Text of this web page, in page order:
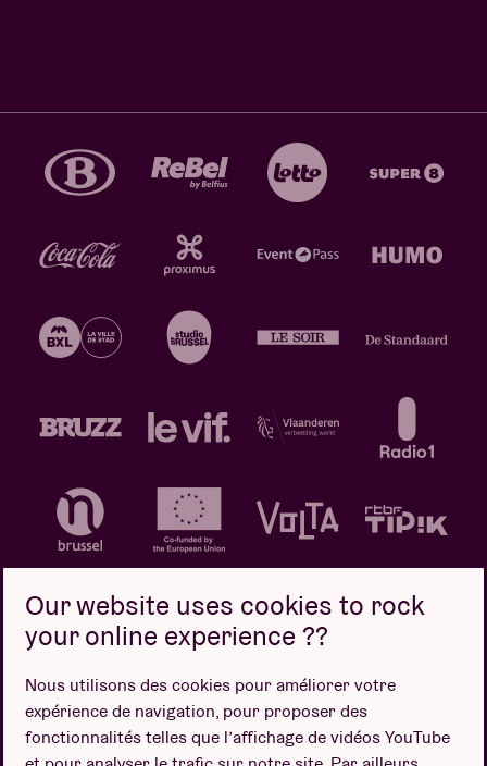
Politique de confidentialité
Politique de cookies
Conditions de vente
Design par
Our website uses cookies to rock
your online experience ??
Nous utilisons des cookies pour améliorer votre
expérience de navigation, pour proposer des
fonctionnalités telles que l’affichage de vidéos YouTube